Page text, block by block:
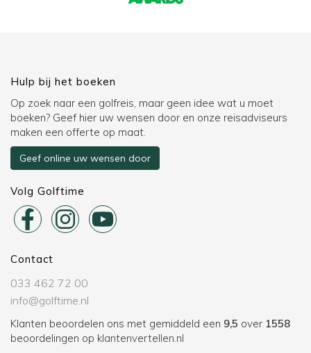
Hulp bij het boeken
Op zoek naar een golfreis, maar geen idee wat u moet
boeken? Geef hier uw wensen door en onze reisadviseurs
maken een offerte op maat.
Geef online uw wensen door
Volg Golftime
Contact
033 462 72 00
info@golftime.nl
Klanten beoordelen ons met gemiddeld een 9,5 over 1558
beoordelingen op klantenvertellen.nl